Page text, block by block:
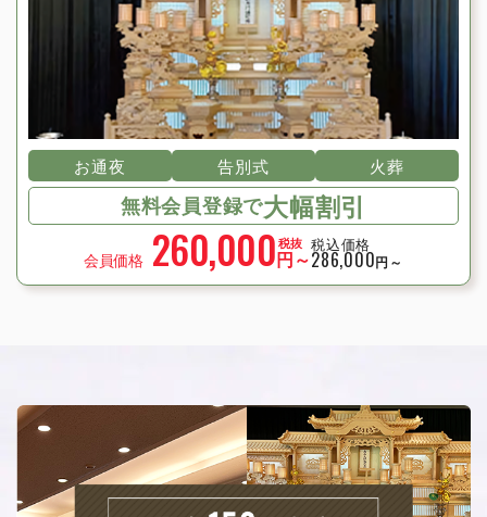
お通夜 告別式 火葬
無料会員登録で大幅割引
会員価格260,000税抜
円～
税込価格
286,000円～